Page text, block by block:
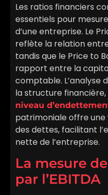
Les ratios financiers
essentiels pour
d’une entreprise. Le
reflète la relation
tandis que le Price to
rapport entre la
comptable. L’analyse
la structure
niveau
patrimoniale offre une
des dettes, facilitant
nette de l’entreprise.
La mesure
par l’EBITDA